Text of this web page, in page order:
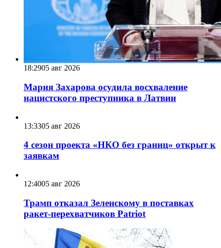
18:2905 авг 2026
Мария Захарова осудила восхваление
нацистского преступника в Латвии
13:3305 авг 2026
4 сезон проекта «НКО без границ» открыт к
заявкам
12:4005 авг 2026
Трамп отказал Зеленскому в поставках
ракет-перехватчиков Patriot